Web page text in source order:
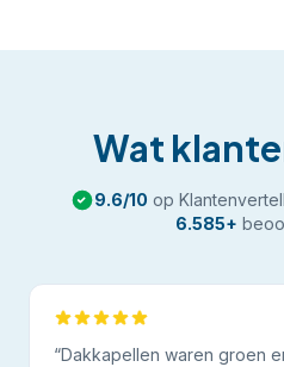
Wat
9.6/10 op
6.585+
“Dakkapellen waren groen